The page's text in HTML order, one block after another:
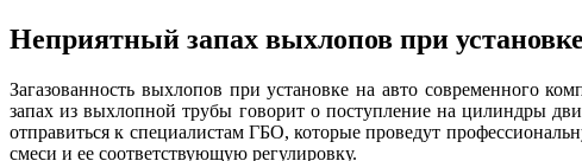
Неприятный запах выхлопов при установке
Загазованность выхлопов при установке на авто современного
запах из выхлопной трубы говорит о поступление на цилиндры
отправиться к специалистам ГБО, которые проведут
смеси и ее соответствующую регулировку.